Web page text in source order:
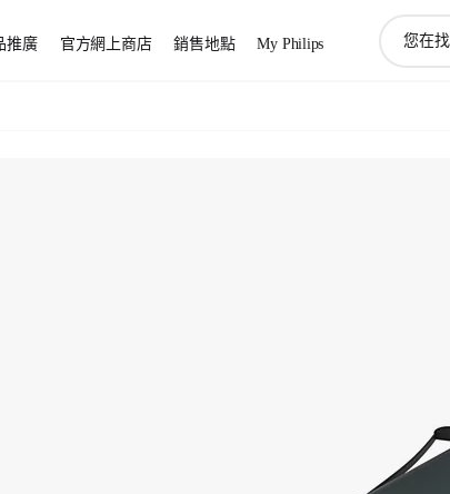
推廣 官方網上商店 銷售地點 My Philips